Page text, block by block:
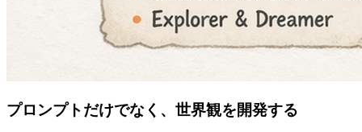
プロンプトだけでなく、世界観を開発する